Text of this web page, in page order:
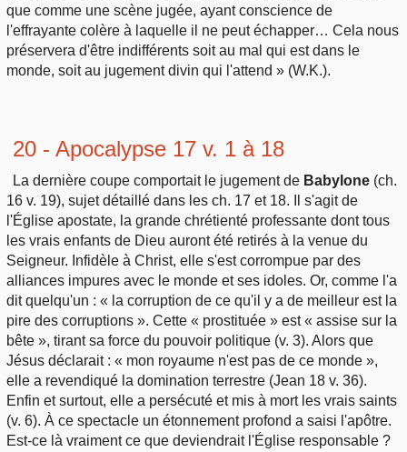
que comme une scène jugée, ayant conscience de
l'effrayante colère à laquelle il ne peut échapper… Cela nous
préservera d'être indifférents soit au mal qui est dans le
monde, soit au jugement divin qui l'attend » (W.K.).
20 - Apocalypse 17 v. 1 à 18
La dernière coupe comportait le jugement de Babylone (ch.
16 v. 19), sujet détaillé dans les ch. 17 et 18. Il s'agit de
l'Église apostate, la grande chrétienté professante dont tous
les vrais enfants de Dieu auront été retirés à la venue du
Seigneur. Infidèle à Christ, elle s'est corrompue par des
alliances impures avec le monde et ses idoles. Or, comme l'a
dit quelqu'un : « la corruption de ce qu'il y a de meilleur est la
pire des corruptions ». Cette « prostituée » est « assise sur la
bête », tirant sa force du pouvoir politique (v. 3). Alors que
Jésus déclarait : « mon royaume n'est pas de ce monde »,
elle a revendiqué la domination terrestre (Jean 18 v. 36).
Enfin et surtout, elle a persécuté et mis à mort les vrais saints
(v. 6). À ce spectacle un étonnement profond a saisi l'apôtre.
Est-ce là vraiment ce que deviendrait l'Église responsable ?